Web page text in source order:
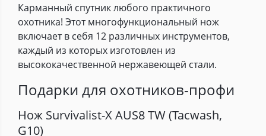
Карманный спутник любого практичного
охотника! Этот многофункциональный нож
включает в себя 12 различных инструментов,
каждый из которых изготовлен из
высококачественной нержавеющей стали.
Подарки для охотников-профи
Нож Survivalist-X AUS8 TW (Tacwash,
G10)